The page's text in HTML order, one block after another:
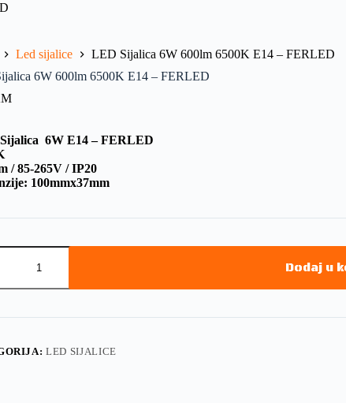
Led sijalice
LED Sijalica 6W 600lm 6500K E14 – FERLED
6W 600lm 6500K E14 – FERLED
6W E14 – FERLED
/ 85-265V / IP20
100mmx37mm
Dodaj u
LED SIJALICE